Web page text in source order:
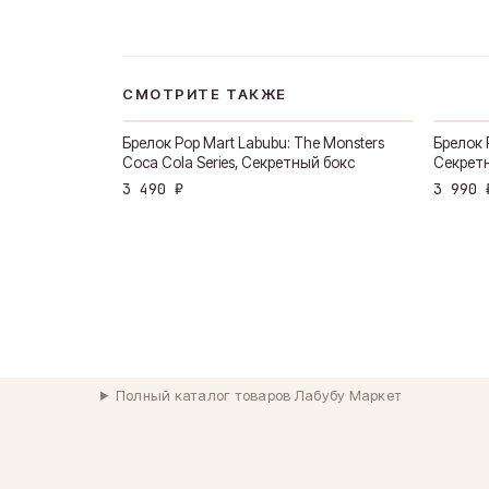
СМОТРИТЕ ТАКЖЕ
Брелок Pop Mart Labubu: The Monsters
Coca Cola Series, Секретный бокс
3 490 ₽
Брелок
3 990
Полный каталог товаров Лабубу Маркет